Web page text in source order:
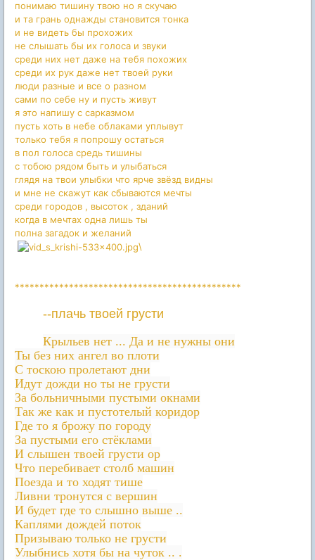
понимаю тишину твою но я скучаю
и та грань однажды становится тонка
и не видеть бы прохожих
не слышать бы их голоса и звуки
среди них нет даже на тебя похожих
среди их рук даже нет твоей руки
люди разные и все о разном
сами по себе ну и пусть живут
я это напишу с сарказмом
пусть хоть в небе облаками уплывут
только тебя я попрошу остаться
в пол голоса средь тишины
с тобою рядом быть и улыбаться
глядя на твои улыбки что ярче звёзд видны
и мне не скажут как сбываются мечты
среди городов , высоток , зданий
когда в мечтах одна лишь ты
полна загадок и желаний
\
**********************************************
--плачь твоей грусти
Крыльев нет ... Да и не нужны они
Ты без них ангел во плоти
С тоскою пролетают дни
Идут дожди но ты не грусти
За больничными пустыми окнами
Так же как и пустотелый коридор
Где то я брожу по городу
За пустыми его стёклами
И слышен твоей грусти ор
Что перебивает столб машин
Поезда и то ходят тише
Ливни тронутся с вершин
И будет где то слышно выше ..
Каплями дождей поток
Призываю только не грусти
Улыбнись хотя бы на чуток .. .